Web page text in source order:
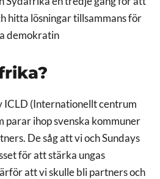
hitta lösningar tillsammans för
demokratin
ICLD (Internationellt centrum
parar ihop svenska kommuner
De såg att vi och Sundays
för att stärka ungas
att vi skulle bli partners och